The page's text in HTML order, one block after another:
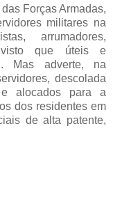
Forças Armadas,
militares na
arrumadores,
visto que úteis e
Mas adverte, na
descolada
alocados para a
dos residentes em
de alta patente,